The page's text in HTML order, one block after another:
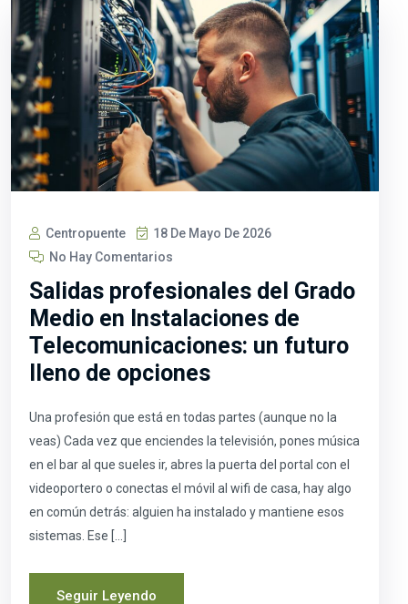
Centropuente
18 De Mayo De 2026
No Hay Comentarios
Salidas profesionales del Grado
Medio en Instalaciones de
Telecomunicaciones: un futuro
lleno de opciones
Una profesión que está en todas partes (aunque no la
veas) Cada vez que enciendes la televisión, pones música
en el bar al que sueles ir, abres la puerta del portal con el
videoportero o conectas el móvil al wifi de casa, hay algo
en común detrás: alguien ha instalado y mantiene esos
sistemas. Ese […]
Seguir Leyendo